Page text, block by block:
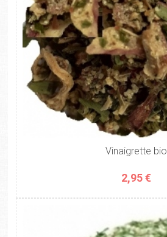
Vinaigrette bio
2,95 €